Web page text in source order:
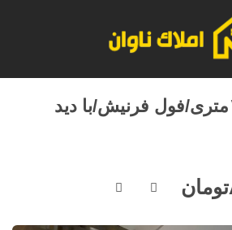
پنت دوبلکس۱۴۰متری/فول فرنیش/با دید
تومان